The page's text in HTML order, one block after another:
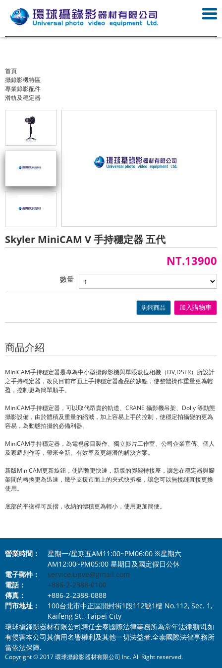
首頁
攝錄影機特區
專業錄影配件
滑軌及穩定器
Skyler MiniCAM V 手持穩定器 五代
NT.13900
數量
詢問商品 加入購物車
商品介紹
MiniCAM手持穩定器是專為中小型攝錄影機與單眼數位相機（DV,DSLR）所設計
之手持穩定器，改良目前市面上手持穩定器產品的缺點，使整體操作重量更為輕
盈，控制更為簡單順手。
MiniCAM手持穩定器，可以取代昂貴的軌道、CRANE 攝影機吊架、Dolly 等動態
攝影設備，由於體積及重量的縮減，加上容易上手的控制，使穩定拍攝變的更為
容易，為動態拍攝的必備利器。
MiniCAM手持穩定器，為電視節目製作、獨立影片工作室、公司企業宣傳、個人
及家庭創作等，帶來全新、有效率及更經濟的解決方案。
新版MiniCAM更新旋鈕，使調整更快速，新版的腳架轉接座，讓您在穩定器與腳
架間的轉換更為迅速，幾乎支援市面上的夾式快拆板，讓您可以無接縫直接更換
使用。
底部的平衡桿可反摺，收納的體積更為輕小，使用更加簡便。
營業時間：
星期一/星期五AM11:00~PM06:00 ※星期六
AM12:00~PM05:00 星期日及國定假日公休
電子郵件：
service.upve@gmail.com
電話：
+886-2-2388-0100
傳真：
+886-2-2388-0888
門市地址：
100台北市中正區開封街1段112號1樓 No.112, Sec. 1,
Kaifeng St., Taipei City
環球攝錄影器材有限公司聘任全泰國際法律事務所為常年法律顧問,如
有侵害本公司其信用名譽權利及其他一切法益者,全泰國際法律事務所
當依法保障.
Copyright © 2017 環球攝錄影器材有限公司 Inc. All Right reserved.